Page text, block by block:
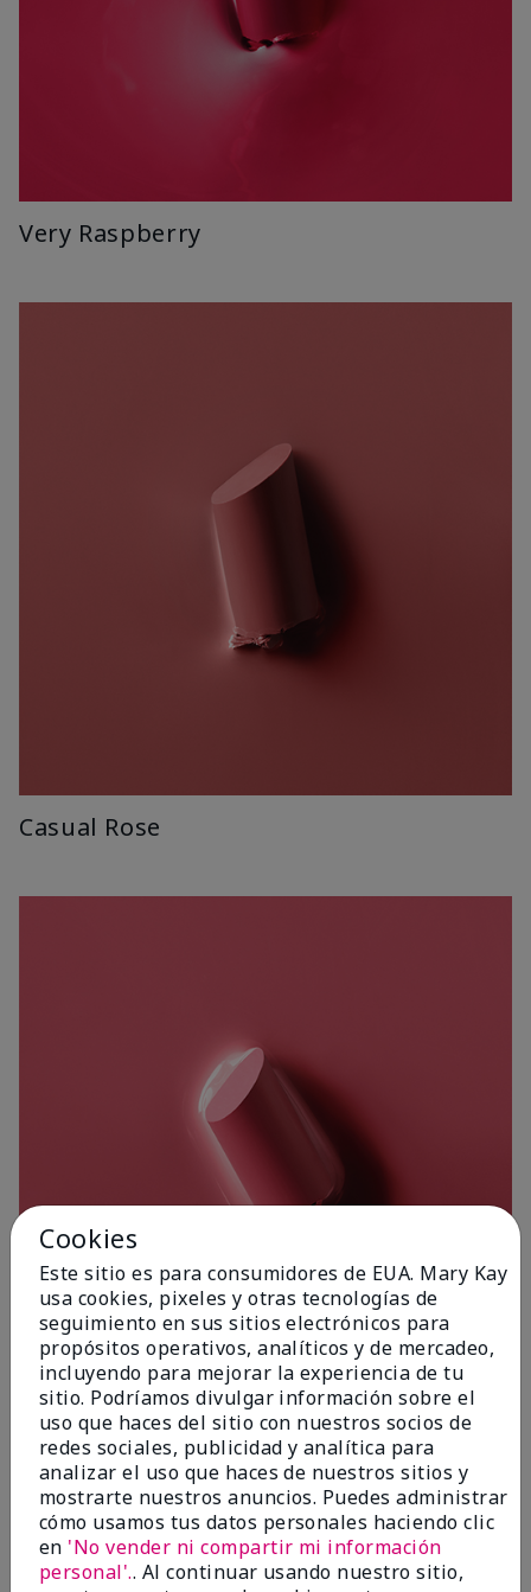
Very Raspberry
Casual Rose
Poetic Pink
Cookies
Este sitio es para consumidores de EUA. Mary Kay
usa cookies, pixeles y otras tecnologías de
seguimiento en sus sitios electrónicos para
propósitos operativos, analíticos y de mercadeo,
incluyendo para mejorar la experiencia de tu
sitio. Podríamos divulgar información sobre el
uso que haces del sitio con nuestros socios de
redes sociales, publicidad y analítica para
analizar el uso que haces de nuestros sitios y
mostrarte nuestros anuncios. Puedes administrar
cómo usamos tus datos personales haciendo clic
en 'No vender ni compartir mi información
personal'.. Al continuar usando nuestro sitio,